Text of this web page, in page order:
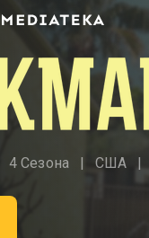
4 Сезона США